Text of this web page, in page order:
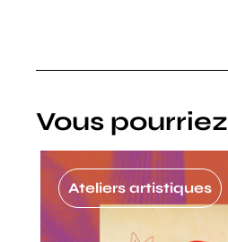
Vous
Ateliers artistiques